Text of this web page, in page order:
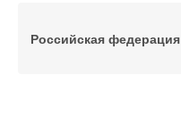
Российская федерация